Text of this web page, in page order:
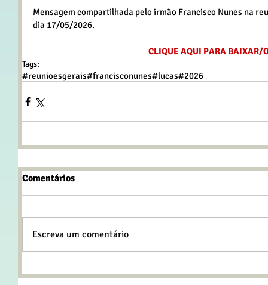
Mensagem compartilhada pelo irmão Francisco Nunes na
dia 17/05/2026.
CLIQUE AQUI PARA BAIXAR/
Tags:
#reunioesgerais#francisconunes#lucas#2026
Comentários
Escreva um comentário